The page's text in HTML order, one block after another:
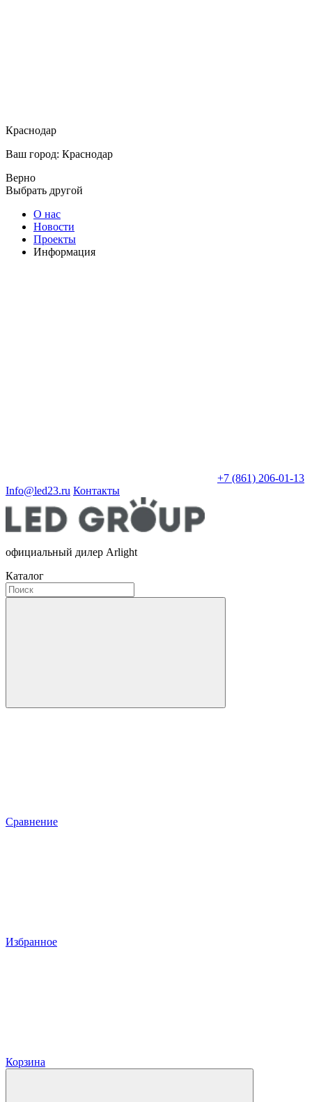
Краснодар
Ваш город: Краснодар
Верно
Выбрать другой
О нас
Новости
Проекты
Информация
+7 (861) 206-01-13
Info@led23.ru Контакты
официальный дилер Arlight
Каталог
Сравнение
Избранное
Корзина